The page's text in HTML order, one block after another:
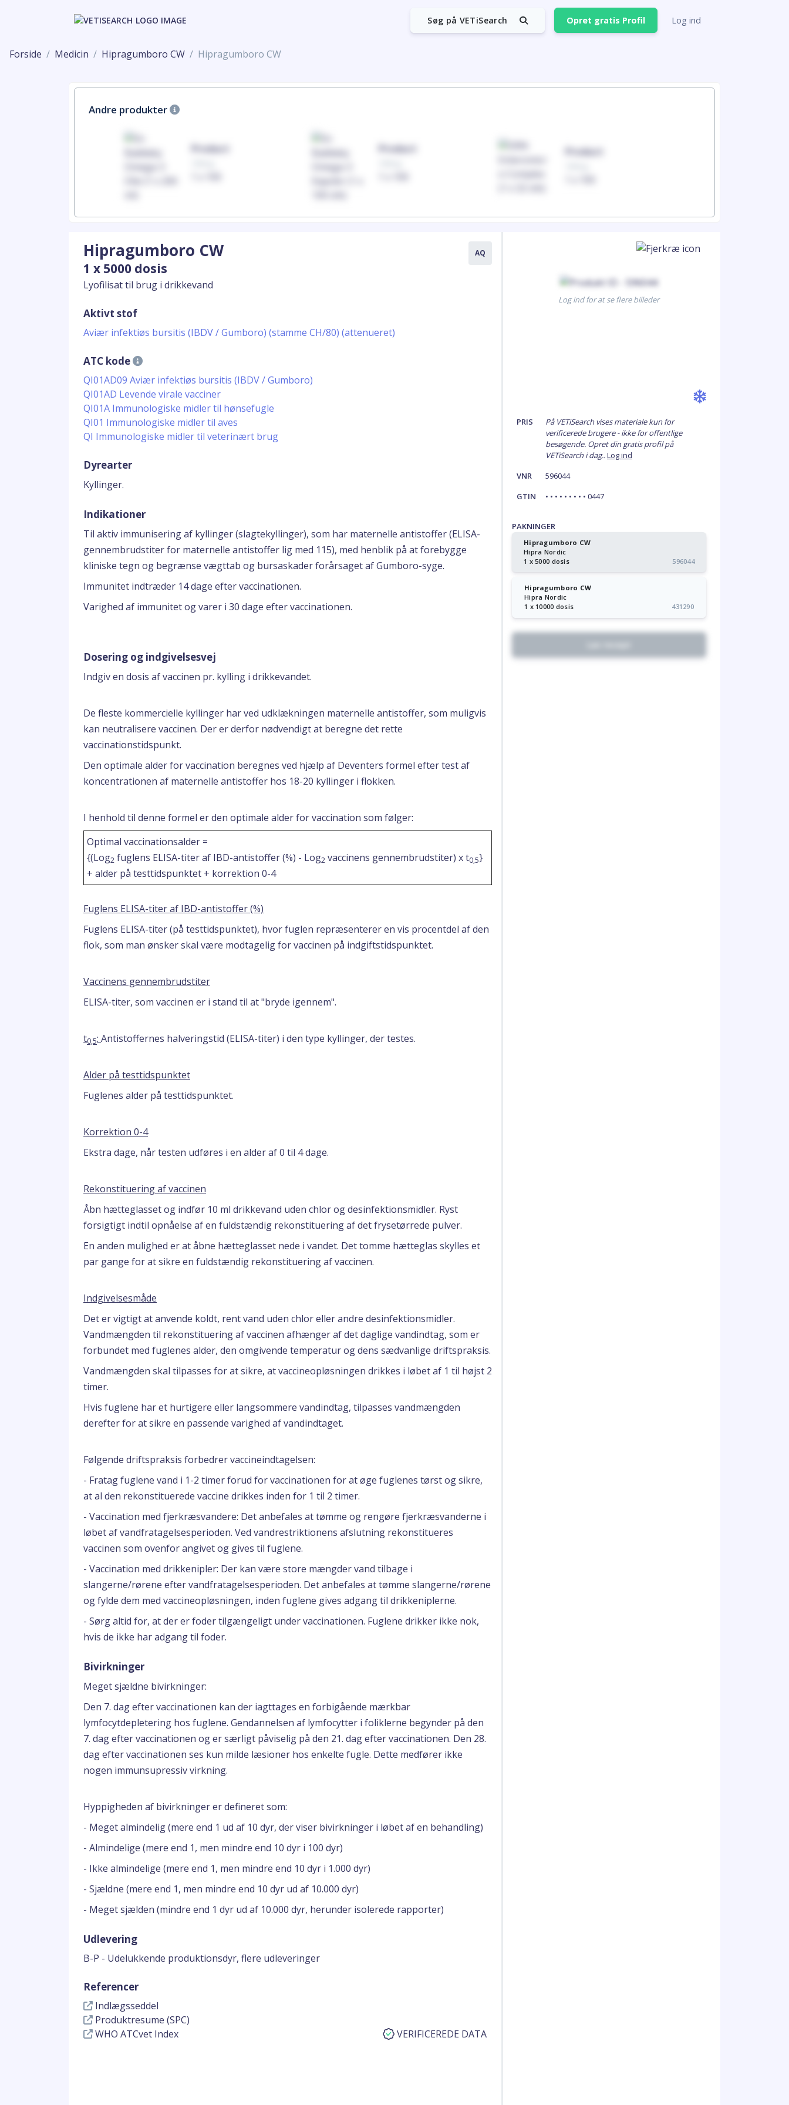
Søg på VETiSearch Opret gratis Profil Log ind
Forside Medicin Hipragumboro CW Hipragumboro CW
Andre produkter
Product Product Product
Hipragumboro CW
1 x 5000 dosis
Lyofilisat til brug i drikkevand
AQ
Aktivt stof
Aviær infektiøs bursitis (IBDV / Gumboro) (stamme CH/80) (attenueret)
ATC kode
QI01AD09 Aviær infektiøs bursitis (IBDV / Gumboro)
QI01AD Levende virale vacciner
QI01A Immunologiske midler til hønsefugle
QI01 Immunologiske midler til aves
QI Immunologiske midler til veterinært brug
Dyrearter
Kyllinger.
Indikationer
Til aktiv immunisering af kyllinger (slagtekyllinger), som har maternelle antistoffer (ELISA-
gennembrudstiter for maternelle antistoffer lig med 115), med henblik på at forebygge
kliniske tegn og begrænse vægttab og bursaskader forårsaget af Gumboro-syge.
Immunitet indtræder 14 dage efter vaccinationen.
Varighed af immunitet og varer i 30 dage efter vaccinationen.
Dosering og indgivelsesvej
Indgiv en dosis af vaccinen pr. kylling i drikkevandet.
De fleste kommercielle kyllinger har ved udklækningen maternelle antistoffer, som muligvis
kan neutralisere vaccinen. Der er derfor nødvendigt at beregne det rette
vaccinationstidspunkt.
Den optimale alder for vaccination beregnes ved hjælp af Deventers formel efter test af
koncentrationen af maternelle antistoffer hos 18-20 kyllinger i flokken.
I henhold til denne formel er den optimale alder for vaccination som følger:
Optimal vaccinationsalder =
{(Log2 fuglens ELISA-titer af IBD-antistoffer (%) - Log2 vaccinens gennembrudstiter) x t0,5}
+ alder på testtidspunktet + korrektion 0-4
Fuglens ELISA-titer af IBD-antistoffer (%)
Fuglens ELISA-titer (på testtidspunktet), hvor fuglen repræsenterer en vis procentdel af den
flok, som man ønsker skal være modtagelig for vaccinen på indgiftstidspunktet.
Vaccinens gennembrudstiter
ELISA-titer, som vaccinen er i stand til at "bryde igennem".
t0,5: Antistoffernes halveringstid (ELISA-titer) i den type kyllinger, der testes.
Alder på testtidspunktet
Fuglenes alder på testtidspunktet.
Korrektion 0-4
Ekstra dage, når testen udføres i en alder af 0 til 4 dage.
Rekonstituering af vaccinen
Åbn hætteglasset og indfør 10 ml drikkevand uden chlor og desinfektionsmidler. Ryst
forsigtigt indtil opnåelse af en fuldstændig rekonstituering af det frysetørrede pulver.
En anden mulighed er at åbne hætteglasset nede i vandet. Det tomme hætteglas skylles et
par gange for at sikre en fuldstændig rekonstituering af vaccinen.
Indgivelsesmåde
Det er vigtigt at anvende koldt, rent vand uden chlor eller andre desinfektionsmidler.
Vandmængden til rekonstituering af vaccinen afhænger af det daglige vandindtag, som er
forbundet med fuglenes alder, den omgivende temperatur og dens sædvanlige driftspraksis.
Vandmængden skal tilpasses for at sikre, at vaccineopløsningen drikkes i løbet af 1 til højst 2
timer.
Hvis fuglene har et hurtigere eller langsommere vandindtag, tilpasses vandmængden
derefter for at sikre en passende varighed af vandindtaget.
Følgende driftspraksis forbedrer vaccineindtagelsen:
- Fratag fuglene vand i 1-2 timer forud for vaccinationen for at øge fuglenes tørst og sikre,
at al den rekonstituerede vaccine drikkes inden for 1 til 2 timer.
- Vaccination med fjerkræsvandere: Det anbefales at tømme og rengøre fjerkræsvanderne i
løbet af vandfratagelsesperioden. Ved vandrestriktionens afslutning rekonstitueres
vaccinen som ovenfor angivet og gives til fuglene.
- Vaccination med drikkenipler: Der kan være store mængder vand tilbage i
slangerne/rørene efter vandfratagelsesperioden. Det anbefales at tømme slangerne/rørene
og fylde dem med vaccineopløsningen, inden fuglene gives adgang til drikkeniplerne.
- Sørg altid for, at der er foder tilgængeligt under vaccinationen. Fuglene drikker ikke nok,
hvis de ikke har adgang til foder.
Bivirkninger
Meget sjældne bivirkninger:
Den 7. dag efter vaccinationen kan der iagttages en forbigående mærkbar
lymfocytdepletering hos fuglene. Gendannelsen af lymfocytter i foliklerne begynder på den
7. dag efter vaccinationen og er særligt påviselig på den 21. dag efter vaccinationen. Den 28.
dag efter vaccinationen ses kun milde læsioner hos enkelte fugle. Dette medfører ikke
nogen immunsupressiv virkning.
Hyppigheden af bivirkninger er defineret som:
- Meget almindelig (mere end 1 ud af 10 dyr, der viser bivirkninger i løbet af en behandling)
- Almindelige (mere end 1, men mindre end 10 dyr i 100 dyr)
- Ikke almindelige (mere end 1, men mindre end 10 dyr i 1.000 dyr)
- Sjældne (mere end 1, men mindre end 10 dyr ud af 10.000 dyr)
- Meget sjælden (mindre end 1 dyr ud af 10.000 dyr, herunder isolerede rapporter)
Udlevering
B-P - Udelukkende produktionsdyr, flere udleveringer
Referencer
Indlægsseddel
Produktresume (SPC)
WHO ATCvet Index
VERIFICEREDE DATA
Log ind for at se flere billeder
PRIS
På VETiSearch vises materiale kun for
verificerede brugere - ikke for offentlige
besøgende. Opret din gratis profil på
VETiSearch i dag..Log ind
VNR
596044
GTIN
• • • • • • • • • 0447
PAKNINGER
Hipragumboro CW
Hipra Nordic
1 x 5000 dosis
596044
Hipragumboro CW
Hipra Nordic
1 x 10000 dosis
431290